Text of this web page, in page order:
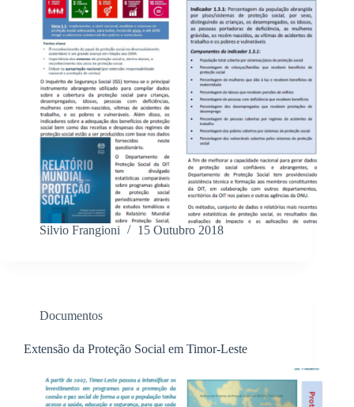
Silvio Frangioni 15 Outubro 2018
Documentos
Extensão da Proteção Social em Timor-Leste